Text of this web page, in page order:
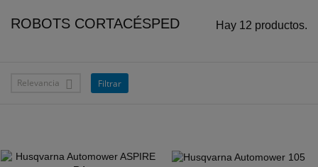
ROBOTS CORTACÉSPED Hay 12 productos.
Relevancia  Filtrar